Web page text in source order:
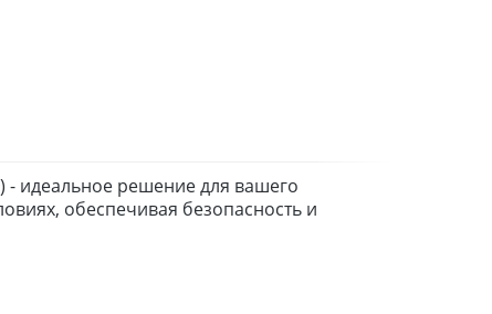
- идеальное решение для вашего
обеспечивая безопасность и